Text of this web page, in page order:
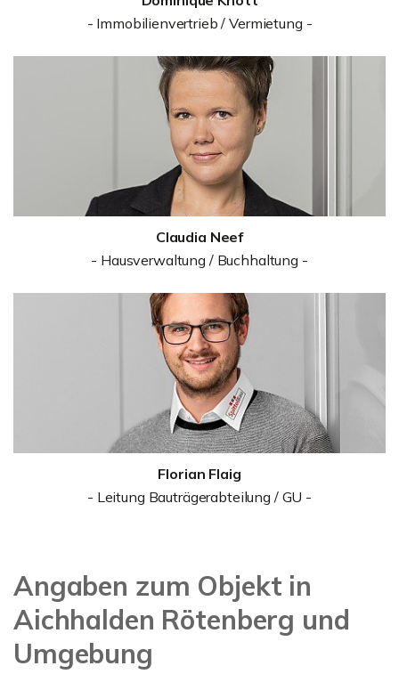
- Immobilienvertrieb / Vermietung -
Claudia Neef
- Hausverwaltung / Buchhaltung -
Florian Flaig
- Leitung Bauträgerabteilung / GU -
Angaben zum Objekt in
Aichhalden Rötenberg und
Umgebung